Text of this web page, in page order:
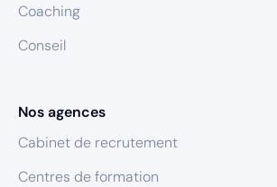
Coaching
Conseil
Nos agences
Cabinet de recrutement
Centres de formation